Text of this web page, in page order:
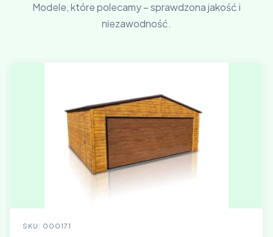
Modele, które polecamy – sprawdzona jakość i
niezawodność.
SKU: 000171